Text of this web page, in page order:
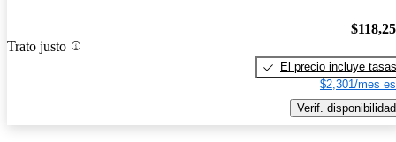
Trato justo
El precio incluye tasas
$2,301/mes
Verif. disponibilidad